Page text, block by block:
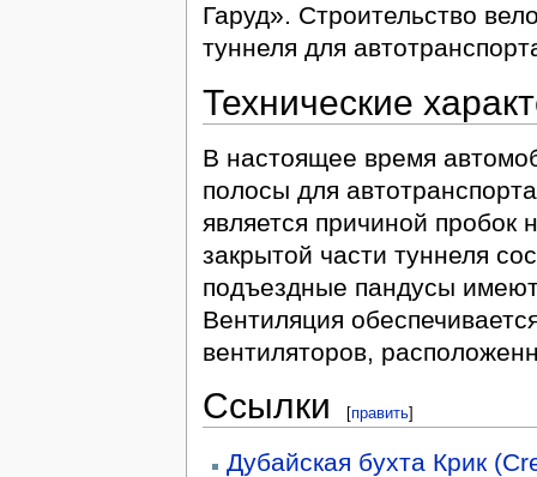
Гаруд». Строительство
туннеля для
Технические
В настоящее время
полосы для
является причиной пробок
закрытой части туннеля
подъездные пандусы
Вентиляция
вентиляторов,
Ссылки [править]
Дубайская бухта Крик